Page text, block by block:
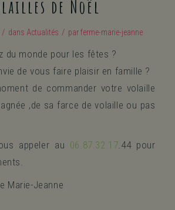
de Noël
/ dans Actualités / parferme-marie-jeanne
du monde pour les fêtes ?
de vous faire plaisir en famille ?
de commander votre volaille
,de sa farce de volaille ou pas
appeler au 06.87.32.17 .44 pour
Marie-Jeanne